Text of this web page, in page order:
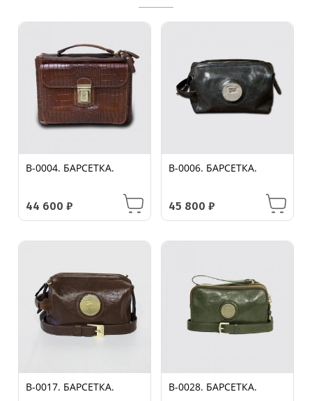
B-0004. БАРСЕТКА.
44 600₽
B-0006. БАРСЕТКА.
45 800 ₽
B-0017. БАРСЕТКА. B-0028. БАРСЕТКА.